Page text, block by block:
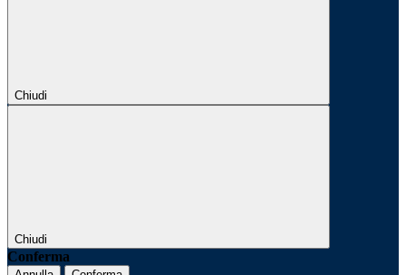
Chiudi
Chiudi
Conferma